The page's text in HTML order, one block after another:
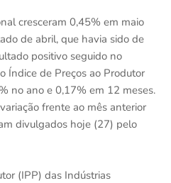
cresceram 0,45% em maio
de abril, que havia sido de
positivo seguido no
Índice de Preços ao Produtor
no ano e 0,17% em 12 meses.
frente ao mês anterior
divulgados hoje (27) pelo
(IPP) das Indústrias